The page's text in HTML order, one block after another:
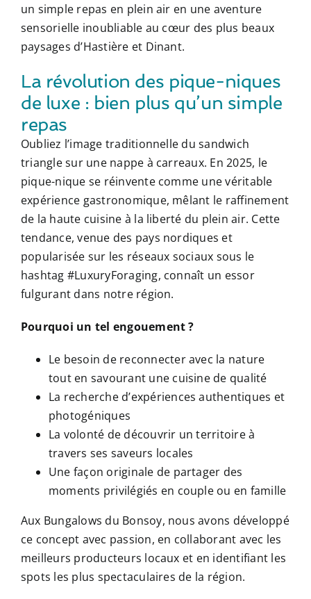
un simple repas en plein air en une aventure
sensorielle inoubliable au cœur des plus beaux
paysages d’Hastière et Dinant.
La révolution des pique-niques
de luxe : bien plus qu’un simple
repas
Oubliez l’image traditionnelle du sandwich
triangle sur une nappe à carreaux. En 2025, le
pique-nique se réinvente comme une véritable
expérience gastronomique, mêlant le raffinement
de la haute cuisine à la liberté du plein air. Cette
tendance, venue des pays nordiques et
popularisée sur les réseaux sociaux sous le
hashtag #LuxuryForaging, connaît un essor
fulgurant dans notre région.
Pourquoi un tel engouement ?
Le besoin de reconnecter avec la nature
tout en savourant une cuisine de qualité
La recherche d’expériences authentiques et
photogéniques
La volonté de découvrir un territoire à
travers ses saveurs locales
Une façon originale de partager des
moments privilégiés en couple ou en famille
Aux Bungalows du Bonsoy, nous avons développé
ce concept avec passion, en collaborant avec les
meilleurs producteurs locaux et en identifiant les
spots les plus spectaculaires de la région.